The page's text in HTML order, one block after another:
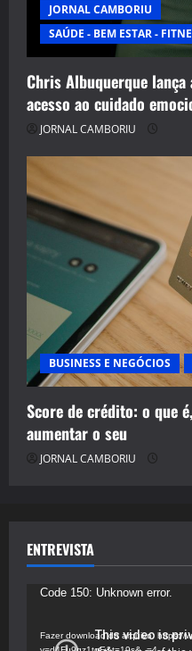
JORNAL CAMBORIU
SAÚDE - BEM ESTAR -
Chris Albuquerque
acesso ao cuidado
JORNAL CAMBORIU
BUSINESS E NEGÓCIOS
Score de crédito: o que
aumentar o seu
JORNAL CAMBORIU
ENTREVISTA
Tocador
vídeo
Code 150: Unknown error.
Fazer download do arquivo: https://